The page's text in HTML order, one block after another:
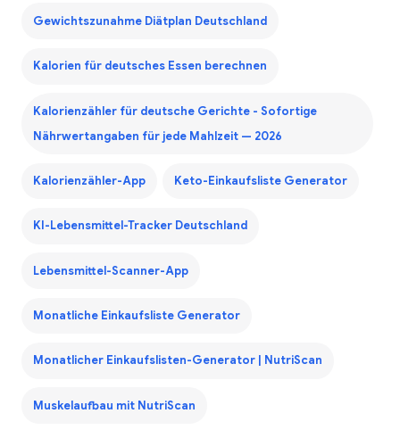
Gewichtszunahme Diätplan Deutschland
Kalorien für deutsches Essen berechnen
Kalorienzähler für deutsche Gerichte - Sofortige
Nährwertangaben für jede Mahlzeit — 2026
Kalorienzähler-App Keto-Einkaufsliste Generator
KI-Lebensmittel-Tracker Deutschland
Lebensmittel-Scanner-App
Monatliche Einkaufsliste Generator
Monatlicher Einkaufslisten-Generator | NutriScan
Muskelaufbau mit NutriScan